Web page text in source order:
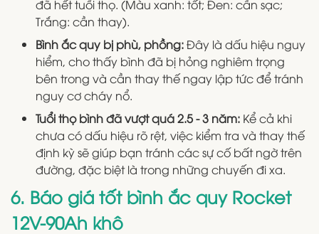
đã hết tuổi thọ. (Màu xanh: tốt; Đen: cần sạc;
Trắng: cần thay).
Bình ắc quy bị phù, phồng:Đây là dấu hiệu nguy
hiểm, cho thấy bình đã bị hỏng nghiêm trọng
bên trong và cần thay thế ngay lập tức để tránh
nguy cơ cháy nổ.
Tuổi thọ bình đã vượt quá 2.5 - 3 năm: Kể cả khi
chưa có dấu hiệu rõ rệt, việc kiểm tra và thay thế
định kỳ sẽ giúp bạn tránh các sự cố bất ngờ trên
đường, đặc biệt là trong những chuyến đi xa.
6. Báo giá tốt bình ắc quy Rocket
12V-90Ah khô